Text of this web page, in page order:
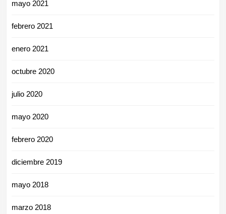
mayo 2021
febrero 2021
enero 2021
octubre 2020
julio 2020
mayo 2020
febrero 2020
diciembre 2019
mayo 2018
marzo 2018